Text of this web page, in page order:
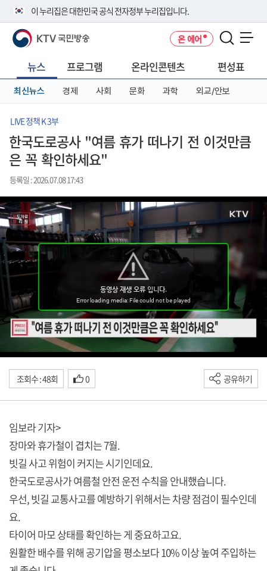
이 누리집은 대한민국 공식 전자정부 누리집입니다.
공식 누리집 주소 확인하기
니다.
이밖에 or.kr 또는 .kr등 다른 도메인 주소를 사용하고 있다면 아래 URL에
서 도메인 주소를 확인해 보세요
KTV 국민방송 온 에어
뉴스 프로그램 온라인콘텐츠 편성표
최신뉴스 경제 사회 문화 과학 외교/안보
LIVE 정책 K 3부
한국도로공사 "여름 휴가 떠나기 전 이것만큼
은 꼭 확인하세요"
등록일 : 2026.07.08 17:43
조회수 : 48회 0 공유하기
임보라 기자>
장마와 휴가철이 겹치는 7월.
빗길 사고 위험이 커지는 시기인데요.
한국도로공사가 여름철 안전 운전 수칙을 안내했습니다.
우선, 빗길 교통사고를 예방하기 위해서는 차량 점검이 필수인데
요.
타이어 마모 상태를 확인하는 게 중요하고요.
원활한 배수를 위해 공기압을 평소보다 10% 이상 높여 주입하는